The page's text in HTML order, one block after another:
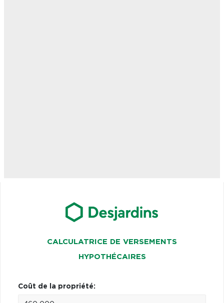
CALCULATRICE DE VERSEMENTS
HYPOTHÉCAIRES
Coût de la propriété: